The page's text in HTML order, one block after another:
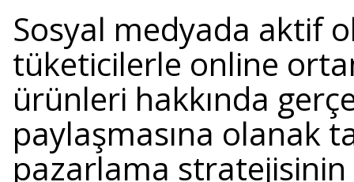
Sosyal medyada aktif
tüketicilerle online
ürünleri hakkında
paylaşmasına olanak
pazarlama stratejisinin